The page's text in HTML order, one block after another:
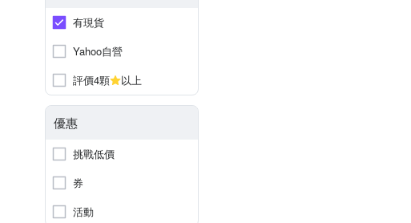
有現貨
Yahoo自營
評價4顆
以上
優惠
挑戰低價
券
活動